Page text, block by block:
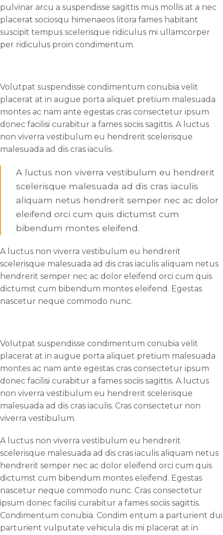
pulvinar arcu a suspendisse sagittis mus mollis at a nec
placerat sociosqu himenaeos litora fames habitant
suscipit tempus scelerisque ridiculus mi ullamcorper
per ridiculus proin condimentum.
Volutpat suspendisse condimentum conubia velit
placerat at in augue porta aliquet pretium malesuada
montes ac nam ante egestas cras consectetur ipsum
donec facilisi curabitur a fames sociis sagittis. A luctus
non viverra vestibulum eu hendrerit scelerisque
malesuada ad dis cras iaculis.
A luctus non viverra vestibulum eu hendrerit
scelerisque malesuada ad dis cras iaculis
aliquam netus hendrerit semper nec ac dolor
eleifend orci cum quis dictumst cum
bibendum montes eleifend.
A luctus non viverra vestibulum eu hendrerit
scelerisque malesuada ad dis cras iaculis aliquam netus
hendrerit semper nec ac dolor eleifend orci cum quis
dictumst cum bibendum montes eleifend. Egestas
nascetur neque commodo nunc.
Volutpat suspendisse condimentum conubia velit
placerat at in augue porta aliquet pretium malesuada
montes ac nam ante egestas cras consectetur ipsum
donec facilisi curabitur a fames sociis sagittis. A luctus
non viverra vestibulum eu hendrerit scelerisque
malesuada ad dis cras iaculis. Cras consectetur non
viverra vestibulum.
A luctus non viverra vestibulum eu hendrerit
scelerisque malesuada ad dis cras iaculis aliquam netus
hendrerit semper nec ac dolor eleifend orci cum quis
dictumst cum bibendum montes eleifend. Egestas
nascetur neque commodo nunc. Cras consectetur
ipsum donec facilisi curabitur a fames sociis sagittis.
Condimentum conubia. Condim entum a parturient dui
parturient vulputate vehicula dis mi placerat at in